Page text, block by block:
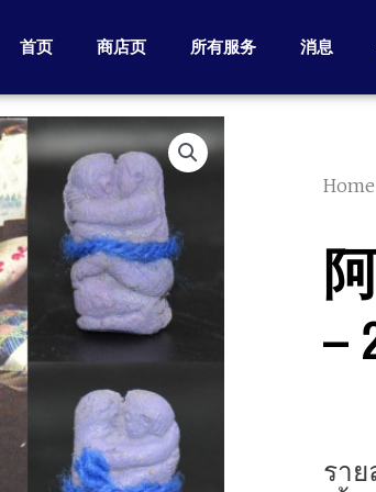
首页 商店页 所有服务 消息
Home
–
รา